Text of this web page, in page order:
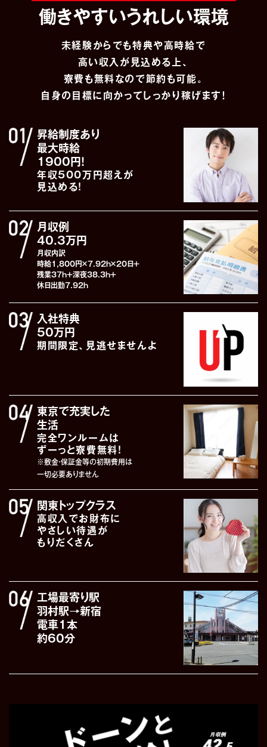
働きやすいうれしい環境
未経験からでも特典や高時給で
高い収入が見込める上、
寮費も無料なので節約も可能。
自身の目標に向かってしっかり稼げます！
昇給制度あり
最大時給
1900円！
年収500万円超えが
見込める!
月収例
40.3万円
月収内訳
時給1,800円×7.92h×20日+
残業37h+深夜38.3h+
休日出勤7.92h
入社特典
50万円
期間限定、見逃せませんよ
東京で充実した
生活
完全ワンルームは
ずーっと寮費無料!
※敷金・保証金等の初期費用は
一切必要ありません
関東トップクラス
高収入でお財布に
やさしい待遇が
もりだくさん
工場最寄り駅
羽村駅→新宿
電車1本
約60分